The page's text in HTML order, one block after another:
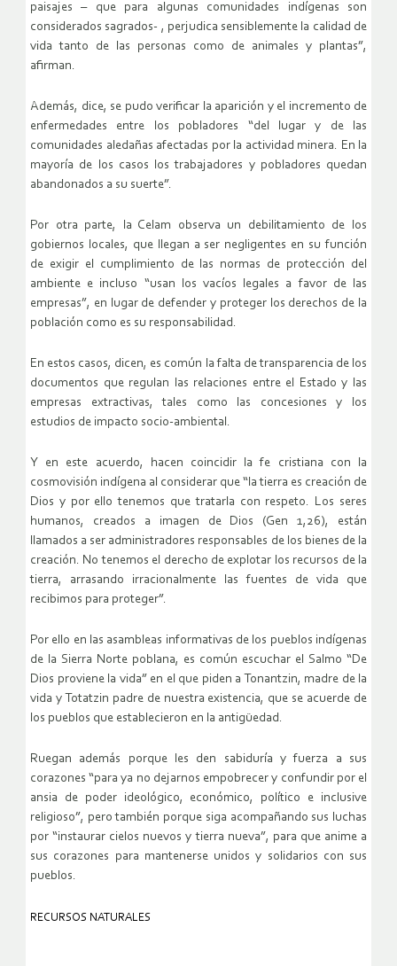
paisajes – que para algunas comunidades indígenas son
considerados sagrados- , perjudica sensiblemente la calidad de
vida tanto de las personas como de animales y plantas”,
afirman.
Además, dice, se pudo verificar la aparición y el incremento de
enfermedades entre los pobladores “del lugar y de las
comunidades aledañas afectadas por la actividad minera. En la
mayoría de los casos los trabajadores y pobladores quedan
abandonados a su suerte”.
Por otra parte, la Celam observa un debilitamiento de los
gobiernos locales, que llegan a ser negligentes en su función
de exigir el cumplimiento de las normas de protección del
ambiente e incluso “usan los vacíos legales a favor de las
empresas”, en lugar de defender y proteger los derechos de la
población como es su responsabilidad.
En estos casos, dicen, es común la falta de transparencia de los
documentos que regulan las relaciones entre el Estado y las
empresas extractivas, tales como las concesiones y los
estudios de impacto socio-ambiental.
Y en este acuerdo, hacen coincidir la fe cristiana con la
cosmovisión indígena al considerar que “la tierra es creación de
Dios y por ello tenemos que tratarla con respeto. Los seres
humanos, creados a imagen de Dios (Gen 1,26), están
llamados a ser administradores responsables de los bienes de la
creación. No tenemos el derecho de explotar los recursos de la
tierra, arrasando irracionalmente las fuentes de vida que
recibimos para proteger”.
Por ello en las asambleas informativas de los pueblos indígenas
de la Sierra Norte poblana, es común escuchar el Salmo “De
Dios proviene la vida” en el que piden a Tonantzin, madre de la
vida y Totatzin padre de nuestra existencia, que se acuerde de
los pueblos que establecieron en la antigüedad.
Ruegan además porque les den sabiduría y fuerza a sus
corazones “para ya no dejarnos empobrecer y confundir por el
ansia de poder ideológico, económico, político e inclusive
religioso”, pero también porque siga acompañando sus luchas
por “instaurar cielos nuevos y tierra nueva”, para que anime a
sus corazones para mantenerse unidos y solidarios con sus
pueblos.
RECURSOS NATURALES